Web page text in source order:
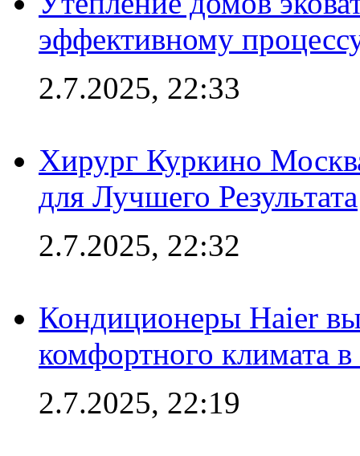
эффективному
2.7.2025, 22:33
Хирург Куркино
для Лучшего Результата
2.7.2025, 22:32
Кондиционеры Haier
комфортного климата
2.7.2025, 22:19